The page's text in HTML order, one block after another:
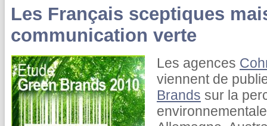
Les Français sceptiques
communication verte
Les agences
viennent de
Brands sur la